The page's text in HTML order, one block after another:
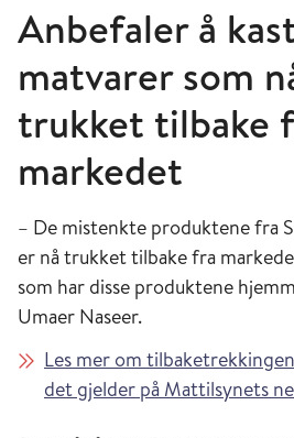
Anbefaler å
matvarer som
trukket tilbake
markedet
– De mistenkte produktene fra
er nå trukket tilbake fra
som har disse produktene
Umaer Naseer.
Les mer om
det gjelder på Mattilsynets